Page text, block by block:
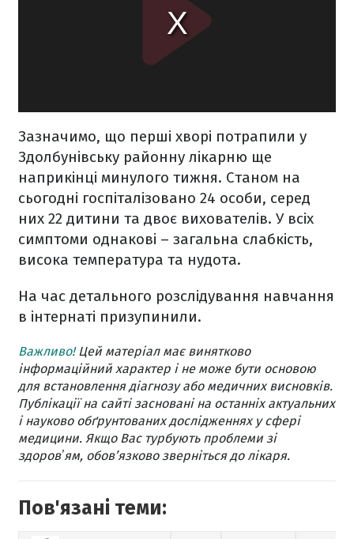
Зазначимо, що перші хворі потрапили у
Здолбунівську районну лікарню ще
наприкінці минулого тижня. Станом на
сьогодні госпіталізовано 24 особи, серед
них 22 дитини та двоє вихователів. У всіх
симптоми однакові – загальна слабкість,
висока температура та нудота.
На час детального розслідування навчання
в інтернаті призупинили.
Важливо!Цей матеріал має винятково
інформаційний характер і не може бути основою
для встановлення діагнозу або медичних висновків.
Публікації на сайті засновані на останніх актуальних
і науково обґрунтованих дослідженнях у сфері
медицини. Якщо Вас турбують проблеми зі
здоровʼям, обов’язково зверніться до лікаря.
Пов'язані теми: